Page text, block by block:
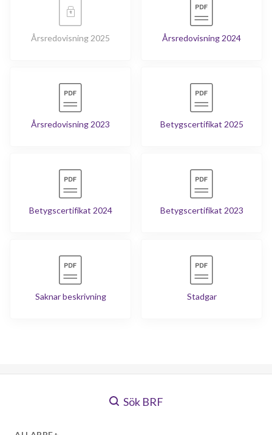
Årsredovisning 2025 Årsredovisning 2024
Årsredovisning 2023 Betygscertifikat 2025
Betygscertifikat 2024 Betygscertifikat 2023
Saknar beskrivning Stadgar
Sök BRF